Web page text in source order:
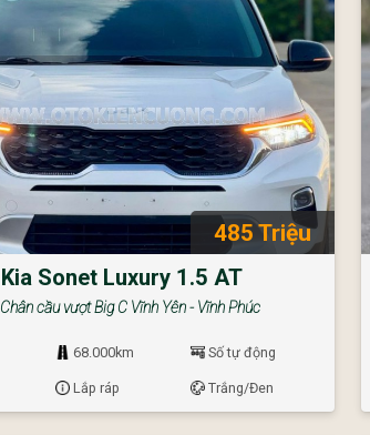
485 Triệu
Kia Sonet Luxury 1.5 AT
Chân cầu vượt Big C Vĩnh Yên - Vĩnh Phúc
68.000km Số tự động
Lắp ráp Trắng/Đen